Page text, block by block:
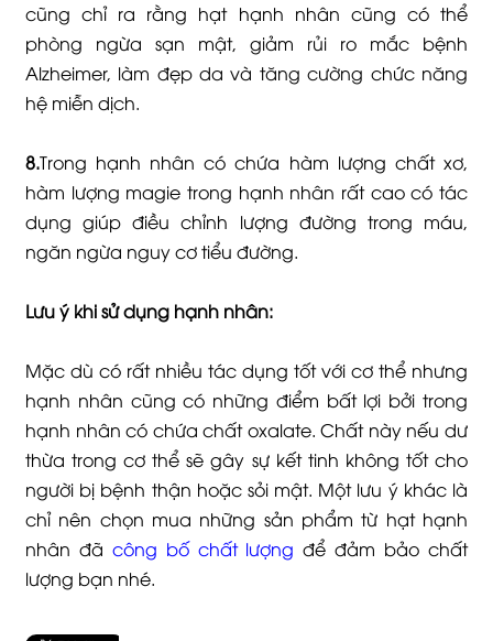
cũng chỉ ra rằng hạt hạnh nhân cũng có thể
phòng ngừa sạn mật, giảm rủi ro mắc bệnh
Alzheimer, làm đẹp da và tăng cường chức năng
hệ miễn dịch.
8.Trong hạnh nhân có chứa hàm lượng chất xơ,
hàm lượng magie trong hạnh nhân rất cao có tác
dụng giúp điều chỉnh lượng đường trong máu,
ngăn ngừa nguy cơ tiểu đường.
Lưu ý khi sử dụng hạnh nhân:
Mặc dù có rất nhiều tác dụng tốt với cơ thể nhưng
hạnh nhân cũng có những điểm bất lợi bởi trong
hạnh nhân có chứa chất oxalate. Chất này nếu dư
thừa trong cơ thể sẽ gây sự kết tinh không tốt cho
người bị bệnh thận hoặc sỏi mật. Một lưu ý khác là
chỉ nên chọn mua những sản phẩm từ hạt hạnh
nhân đã công bố chất lượng để đảm bảo chất
lượng bạn nhé.